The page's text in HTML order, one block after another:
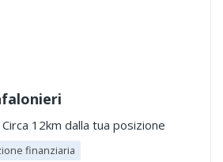
Circa 12km dalla tua posizione
finanziaria